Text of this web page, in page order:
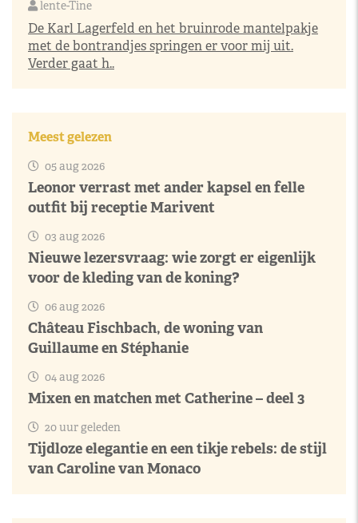
lente-Tine
De Karl Lagerfeld en het bruinrode mantelpakje
met de bontrandjes springen er voor mij uit.
Verder gaat h..
Meest gelezen
05 aug 2026
Leonor verrast met ander kapsel en felle
outfit bij receptie Marivent
03 aug 2026
Nieuwe lezersvraag: wie zorgt er eigenlijk
voor de kleding van de koning?
06 aug 2026
Château Fischbach, de woning van
Guillaume en Stéphanie
04 aug 2026
Mixen en matchen met Catherine – deel 3
20 uur geleden
Tijdloze elegantie en een tikje rebels: de stijl
van Caroline van Monaco